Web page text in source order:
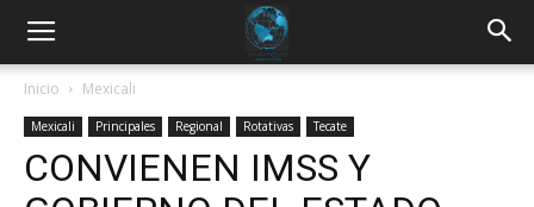
Inicio Mexicali
Mexicali Principales Regional Rotativas Tecate
CONVIENEN IMSS Y